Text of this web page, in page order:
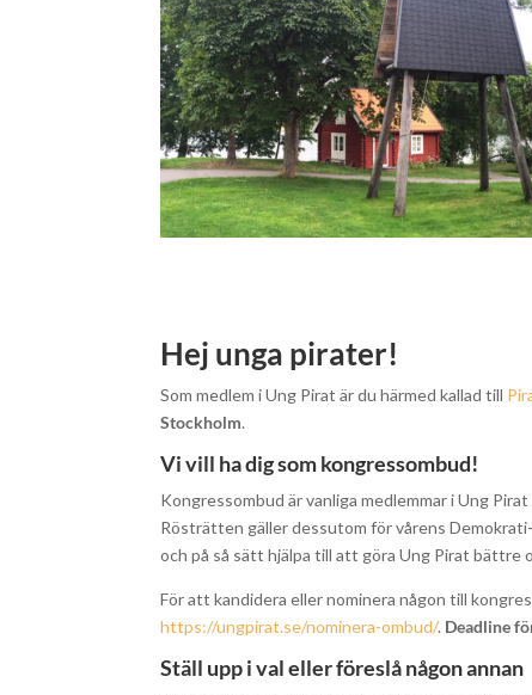
Hej unga pirater!
Som medlem i Ung Pirat är du härmed kallad till
Stockholm.
Vi vill ha dig som kongressombud!
Kongressombud är vanliga medlemmar i Ung
Rösträtten gäller dessutom för vårens
och på så sätt hjälpa till att göra Ung Pirat bättre
För att kandidera eller nominera någon till
https://ungpirat.se/nominera-ombud/. Deadline
Ställ upp i val eller föreslå någon annan